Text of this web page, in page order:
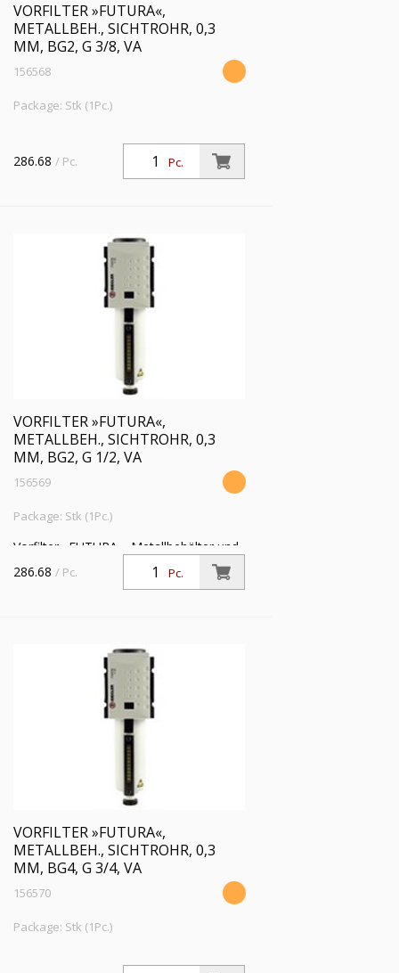
VORFILTER »FUTURA«,
METALLBEH., SICHTROHR, 0,3
ΜM, BG2, G 3/8, VA
156568
Package: Stk (1Pc.)
Pc.
286.68 / Pc.
VORFILTER »FUTURA«,
METALLBEH., SICHTROHR, 0,3
ΜM, BG2, G 1/2, VA
156569
Package: Stk (1Pc.)
Vorfilter »FUTURA«, Metallbehälter und
Sichtrohr, 0,3 µm, BG 2, G 1/2, PE 1,5 -
16 bar, Temp. -10 °C bis 50 °C,
Pc.
286.68 / Pc.
VORFILTER »FUTURA«,
METALLBEH., SICHTROHR, 0,3
ΜM, BG4, G 3/4, VA
156570
Package: Stk (1Pc.)